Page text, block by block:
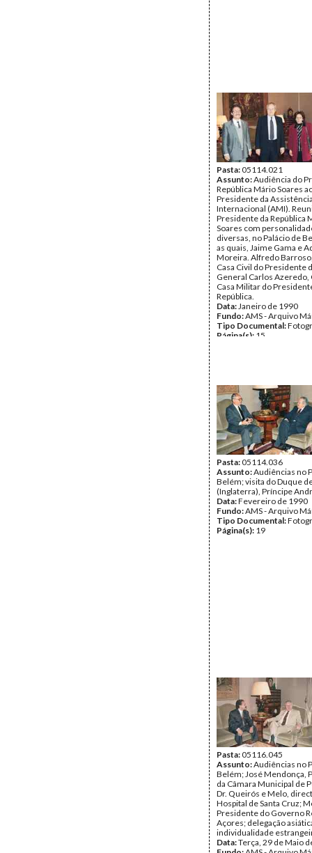
Pasta:05114.021
Assunto:Audiência do
República Mário Soares
Presidente da
Internacional (AMI).
Presidente da República
Soares com
diversas, no Palácio de
as quais, Jaime Gama e
Moreira. Alfredo
Casa Civil do Presidente
General Carlos Azeredo,
Casa Militar do
República.
Data:Janeiro de 1990
Fundo:AMS - Arquivo
Tipo Documental:
Página(s): 15
Pasta:05114.036
Assunto:Audiências no
Belém; visita do Duque
(Inglaterra), Príncipe
Data:Fevereiro de 1990
Fundo:AMS - Arquivo
Tipo Documental:
Página(s): 19
Pasta:05116.045
Assunto:Audiências no
Belém; José Mendonça,
da Câmara Municipal de
Dr. Queirós e Melo,
Hospital de Santa Cruz;
Presidente do Governo
Açores; delegação
individualidade
Data:Terça, 29 de Maio